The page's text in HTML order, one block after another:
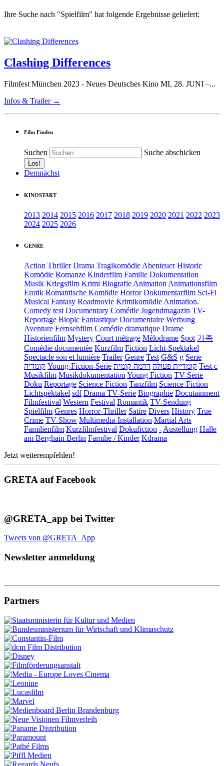
Ihre Suche nach "Spielfilm" hat folgende Ergebnisse geliefert:
Clashing Differences
Filmfest München 2023 - Neues Deutsches Kino MI, 28. JUNI –...
Infos & Trailer →
Film Finden
Suchen Suche abschicken
Demnächst
KINOSTART
2013 2014 2015 2016 2017 2018 2019 2020 2021 2022 2023
2024 2025 2026
GENRE
Action Thriller Drama TragikomödieAbenteuer Historie
Komödie Romanze Kinderfilm Familie Dokumentation
Musik Kriegsfilm Krimi BiografieAnimationAnimationsfilm
Erotik Romantische Komödie Horror Dokumentarfilm Sci-Fi
Musical Fantasy Roadmovie KrimikomödieAnimation.
Comedy test Documentary Comédie Jugendmagazin TV-
Reportage Biopic Fantastique Documentaire Werbung
Aventure Fernsehfilm Comédie dramatique Drame
Historienfilm Mystery Court métrage Mélodrame Spot 가족
Comédie documentée Kurzfilm Fiction Licht-Spektakel
Spectacle son et lumière Trailer Genre Test G&S g Serie
קומדיה Young-Fiction-Serie קומדיית פעולה דרמה קומית
Test c
Musikfilm MusikdokumentationYoung Fiction TV-Serie
Doku Reportage Science Fiction Tanzfilm Science-Fiction
Lichtspektakel sdf Drama TV-Serie Biographie Docutainment
Filmfestival Western Festival Romantik TV-Sendung
Spielfilm Genres Horror-Thriller Satire Divers History True
Crime TV-Show Multimedia-Installation Martial Arts
Familienfilm Kurzfilmfestival Dokufiction -Austellung Halle
am Berghain Berlin Familie / Kinder Kdrama
Jetzt weiterempfehlen!
GRETA auf Facebook
@GRETA_app bei Twitter
Tweets von @GRETA_App
Newsletter anmeldung
Partners